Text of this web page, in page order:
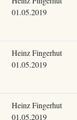
01.05.2019
Heinz Fingerhut
01.05.2019
Heinz Fingerhut
01.05.2019